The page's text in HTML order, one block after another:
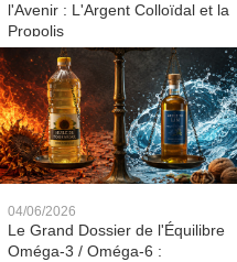
l'Avenir : L'Argent Colloïdal et la
Propolis
04/06/2026
Le Grand Dossier de l'Équilibre
Oméga-3 / Oméga-6 :